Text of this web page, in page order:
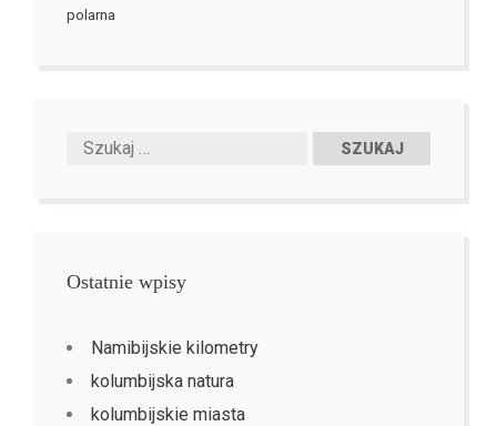
polarna
Ostatnie wpisy
Namibijskie kilometry
kolumbijska natura
kolumbijskie miasta